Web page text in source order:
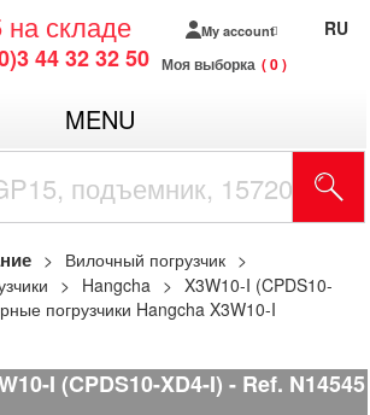
на складе
44 32 32 50
My account
Моя выборка 0
RU
MENU
Вилочный погрузчик
Hangcha
X3W10-I (CPDS10-
погрузчики Hangcha X3W10-I
I (CPDS10-XD4-I) Ref. N14545